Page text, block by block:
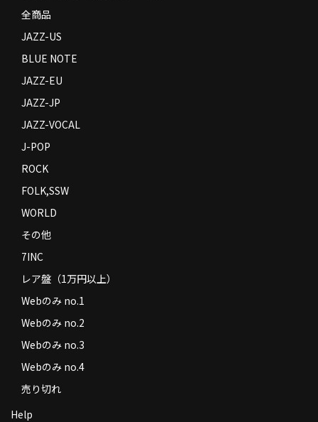
全商品
JAZZ-US
BLUE NOTE
JAZZ-EU
JAZZ-JP
JAZZ-VOCAL
J-POP
ROCK
FOLK,SSW
WORLD
その他
7INC
レア盤（1万円以上）
Webのみ no.1
Webのみ no.2
Webのみ no.3
Webのみ no.4
売り切れ
Help